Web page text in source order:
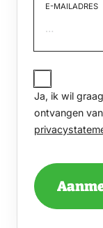
E-MAILADRES
JA,
IK
WIL
GRAAG
PER
EEN
ONTVANGEN
Ja, ik wil
ontvangen